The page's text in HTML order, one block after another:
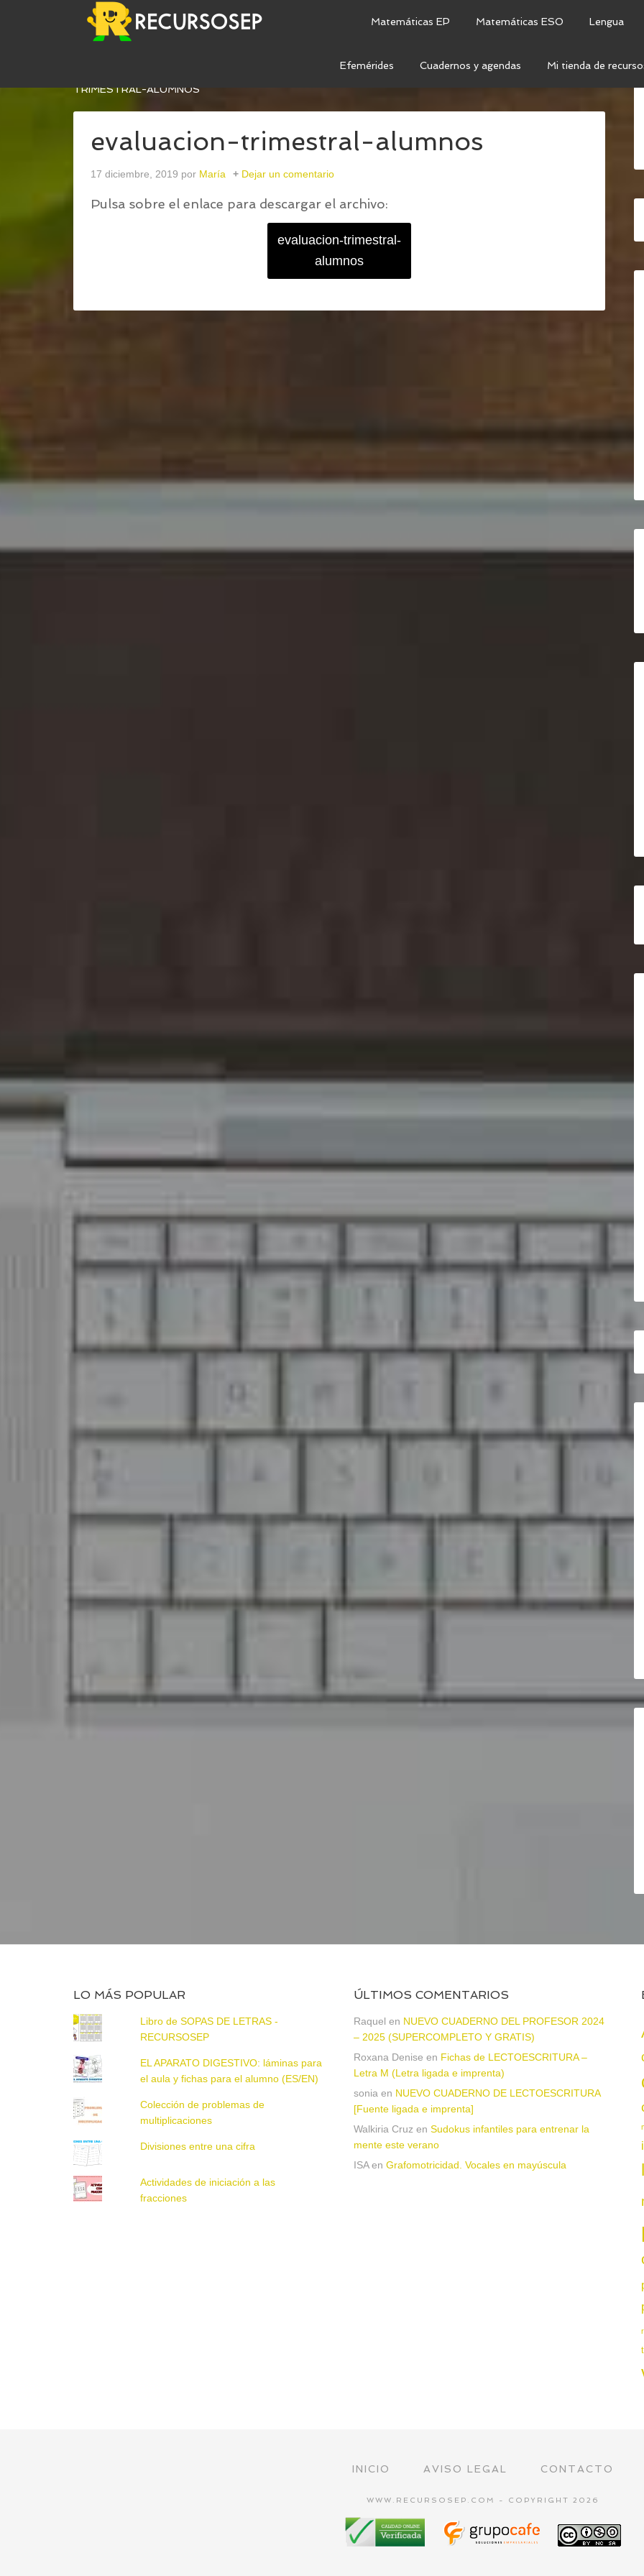
Matemáticas EP Matemáticas ESO Lengua
Efemérides Cuadernos y agendas Mi tienda de
EVALUACION-
TRIMESTRAL-ALUMNOS
evaluacion-trimestral-alumnos
17 diciembre, 2019 por María Dejar un comentario
Pulsa sobre el enlace para descargar el archivo:
evaluacion-trimestral-
alumnos
LO MÁS POPULAR
Libro de SOPAS DE LETRAS -
RECURSOSEP
EL APARATO DIGESTIVO: láminas para
el aula y fichas para el alumno (ES/EN)
Colección de problemas de
multiplicaciones
Divisiones entre una cifra
Actividades de iniciación a las
fracciones
ÚLTIMOS COMENTARIOS
Raquel en NUEVO CUADERNO DEL PROFESOR 2024
– 2025 (SUPERCOMPLETO Y GRATIS)
Roxana Denise en Fichas de LECTOESCRITURA –
Letra M (Letra ligada e imprenta)
sonia en NUEVO CUADERNO DE LECTOESCRITURA
[Fuente ligada e imprenta]
Walkiria Cruz en Sudokus infantiles para entrenar la
mente este verano
ISAen Grafomotricidad. Vocales en mayúscula
INICIO AVISO LEGAL CONTACTO
WWW.RECURSOSEP.COM - COPYRIGHT 2026